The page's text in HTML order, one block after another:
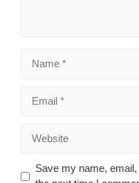
Save my name,